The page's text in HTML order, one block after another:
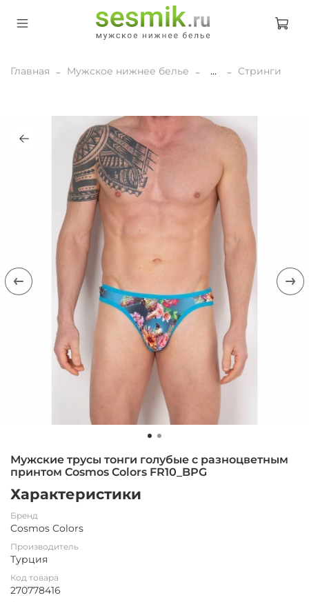
Главная Мужское нижнее белье ... Стринги
Мужские трусы тонги голубые с разноцветным
принтом Cosmos Colors FR10_BPG
Характеристики
Бренд
Cosmos Colors
Производитель
Турция
Код товара
270778416